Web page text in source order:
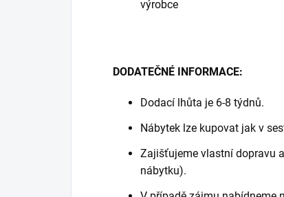
výrobce
DODATEČNÉ INFORMACE:
Dodací lhůta je 6-8 týdnů.
Nábytek lze kupovat jak v
Zajišťujeme vlastní dopravu
nábytku).